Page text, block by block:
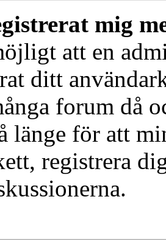
mig
att en
ditt
forum då
länge för att
registrera